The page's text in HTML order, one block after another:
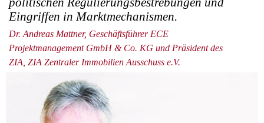
Eingriffen in Marktmechanismen.
Dr. Andreas Mattner, Geschäftsführer ECE
Projektmanagement GmbH & Co. KG und Präsident des
ZIA, ZIA Zentraler Immobilien Ausschuss e.V.